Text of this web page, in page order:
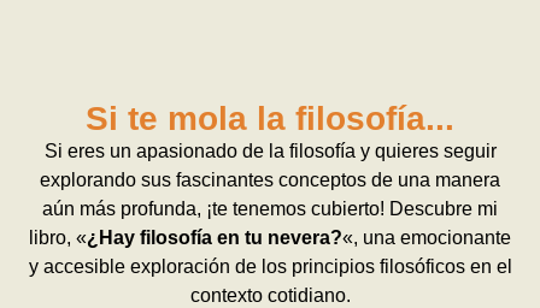
Si te mola la filosofía...
Si eres un apasionado de la filosofía y quieres seguir
explorando sus fascinantes conceptos de una manera
aún más profunda, ¡te tenemos cubierto! Descubre mi
libro, «¿Hay filosofía en tu nevera?«, una emocionante
y accesible exploración de los principios filosóficos en el
contexto cotidiano.